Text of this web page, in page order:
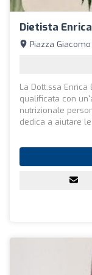
Dietista
Piazza
La Dott.ssa
qualificata con
nutrizionale
dedica a aiutare